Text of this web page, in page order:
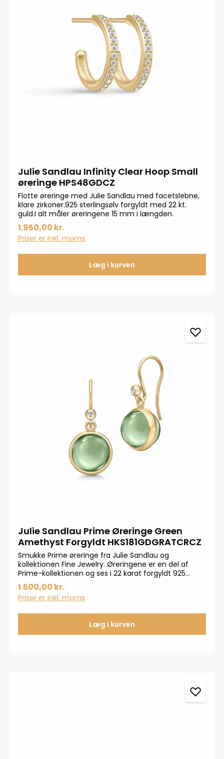
Julie Sandlau Infinity Clear Hoop Small
øreringe HPS48GDCZ
Flotte øreringe med Julie Sandlau med facetslebne,
klare zirkoner.925 sterlingsølv forgyldt med 22 kt.
guld.I alt måler øreringene 15 mm i længden.
1.950,00 kr.
Priser er inkl. moms
Læg i kurven
Julie Sandlau Prime Øreringe Green
Amethyst Forgyldt HKS181GDGRATCRCZ
Smukke Prime øreringe fra Julie Sandlau og
kollektionen Fine Jewelry. Øreringene er en del af
Prime-kollektionen og ses i 22 karat forgyldt 925
sterlingsølv. Øreringene kendetegnes med smukke
og farvet kubiske zirkonia.Måler: 10 mm
1.500,00 kr.
Priser er inkl. moms
Læg i kurven